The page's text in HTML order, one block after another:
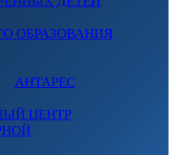
ОБРАЗОВАНИЯ
АНТАРЕС
ЦЕНТР